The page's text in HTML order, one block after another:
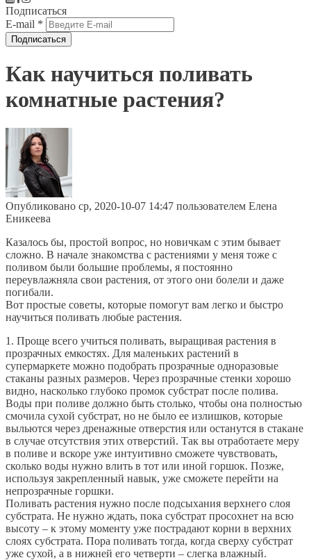
Подписаться
E-mail *
Как научиться поливать
комнатные растения?
Опубликовано ср, 2020-10-07 14:47 пользователем Елена
Еникеева
Казалось бы, простой вопрос, но новичкам с этим бывает
сложно. В начале знакомства с растениями у меня тоже с
поливом были большие проблемы, я постоянно
переувлажняла свои растения, от этого они болели и даже
погибали.
Вот простые советы, которые помогут вам легко и быстро
научиться поливать любые растения.
1. Проще всего учиться поливать, выращивая растения в
прозрачных емкостях. Для маленьких растений в
супермаркете можно подобрать прозрачные одноразовые
стаканы разных размеров. Через прозрачные стенки хорошо
видно, насколько глубоко промок субстрат после полива.
Воды при поливе должно быть столько, чтобы она полностью
смочила сухой субстрат, но не было ее излишков, которые
выльются через дренажные отверстия или останутся в стакане
в случае отсутствия этих отверстий. Так вы отработаете меру
в поливе и вскоре уже интуитивно сможете чувствовать,
сколько воды нужно влить в тот или иной горшок. Позже,
используя закрепленный навык, уже сможете перейти на
непрозрачные горшки.
Поливать растения нужно после подсыхания верхнего слоя
субстрата. Не нужно ждать, пока субстрат просохнет на всю
высоту – к этому моменту уже пострадают корни в верхних
слоях субстрата. Пора поливать тогда, когда сверху субстрат
уже сухой, а в нижней его четверти – слегка влажный.